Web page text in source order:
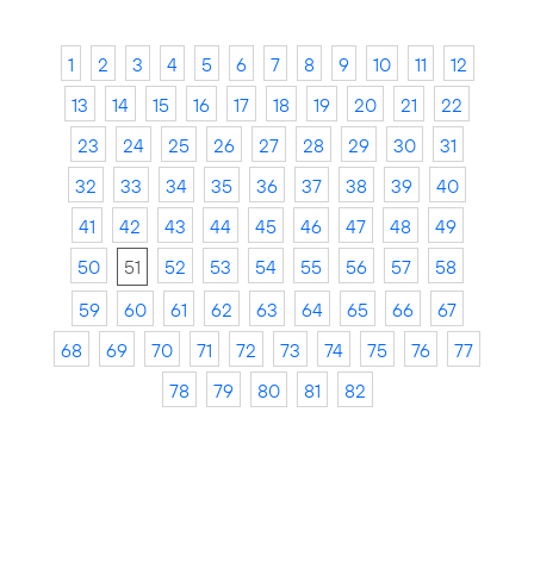
1 2 3 4 5 6 7 8 9 10 11
12
13
14 15 16 17 18 19 20 21
22
23
24 25 26 27 28 29 30
31
32
33 34 35 36 37 38 39
40
41
42 43 44 45 46 47 48
49
50
51 52 53 54 55 56 57
58
59
60 61 62 63 64 65 66
67
68
69 70 71 72 73 74 75 76
77
78
79 80 81 82